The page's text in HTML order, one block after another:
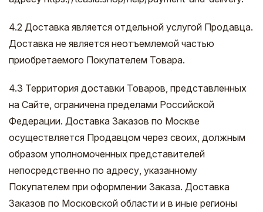
4.2 Доставка является отдельной услугой Продавца.
Доставка не является неотъемлемой частью
приобретаемого Покупателем Товара.
4.3 Территория доставки Товаров, представленных
на Сайте, ограничена пределами Российской
Федерации. Доставка Заказов по Москве
осуществляется Продавцом через своих, должным
образом уполномоченных представителей
непосредственно по адресу, указанному
Покупателем при оформлении Заказа. Доставка
Заказов по Московской области и в иные регионы